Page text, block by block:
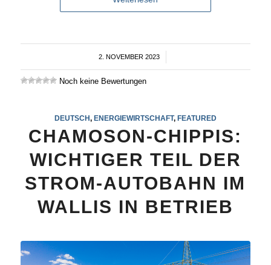
2. NOVEMBER 2023
/
Noch keine Bewertungen
DEUTSCH, ENERGIEWIRTSCHAFT, FEATURED
CHAMOSON-CHIPPIS:
WICHTIGER TEIL DER
STROM-AUTOBAHN IM
WALLIS IN BETRIEB